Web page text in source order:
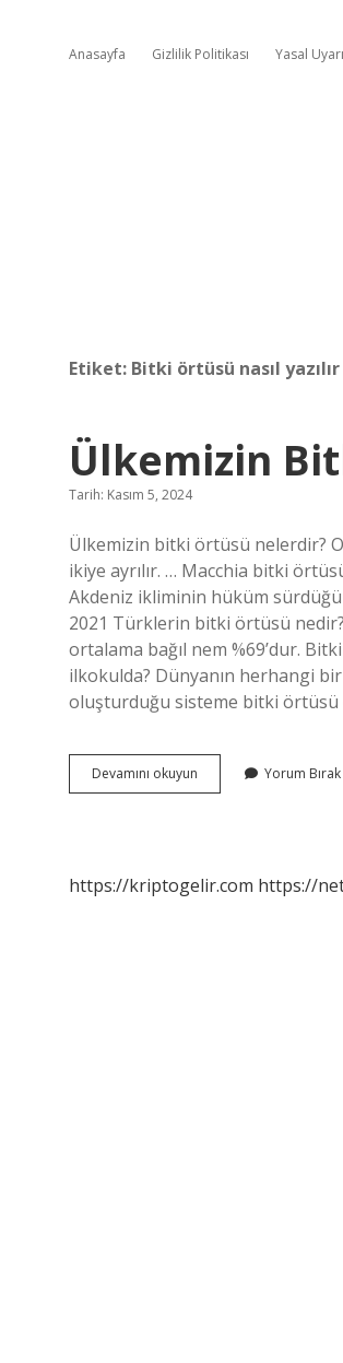
Anasayfa Gizlilik Politikası Yasal Uyarı
Etiket: Bitki örtüsü nasıl yazılır
Ülkemizin
Tarih: Kasım 5, 2024
Ülkemizin bitki örtüsü nelerdir?
ikiye ayrılır. … Macchia bitki
Akdeniz ikliminin hüküm
2021 Türklerin bitki örtüsü nedir?
ortalama bağıl nem %69’dur.
ilkokulda? Dünyanın herhangi
oluşturduğu sisteme bitki örtüsü
Devamını okuyun Ülkemizin
Bitki
Yorum Bırak
https://kriptogelir.com https://